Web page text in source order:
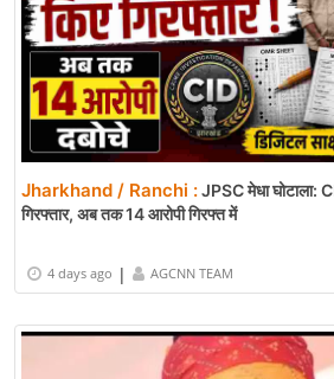
Jharkhand / Ranchi :JPSC मेधा घोटाला:
गिरफ्तार, अब तक 14 आरोपी गिरफ्त में
4 days ago | AGCNN TEAM